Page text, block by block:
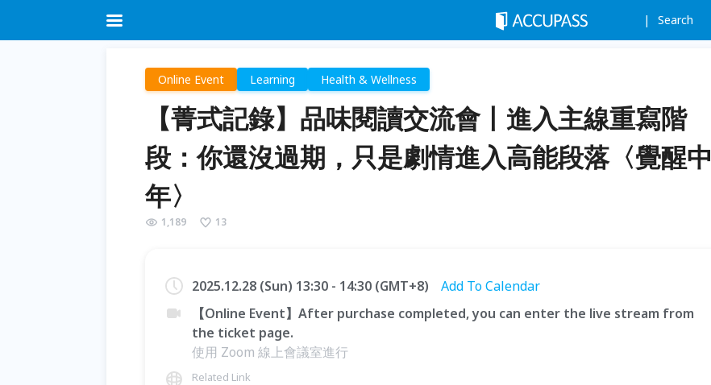
Search
Online Event Learning Health & Wellness
【菁式記錄】品味閱讀交流會丨進入主線重寫階
段：你還沒過期，只是劇情進入高能段落〈覺醒中
年〉
1,189 13
2025.12.28 (Sun) 13:30 - 14:30 (GMT+8)
Add To Calendar
【Online Event】After purchase completed, you can enter the live stream from
the ticket page.
使用 Zoom 線上會議室進行
Related Link